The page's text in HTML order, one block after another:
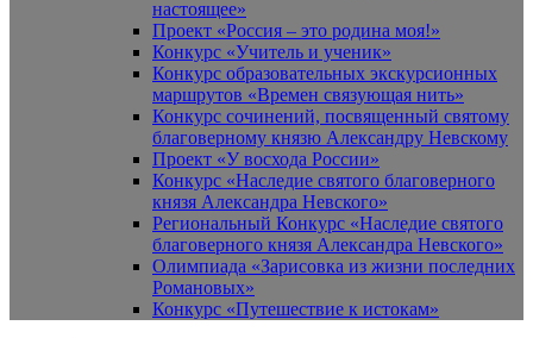
настоящее»
Проект «Россия – это родина моя!»
Конкурс «Учитель и ученик»
Конкурс образовательных экскурсионных
маршрутов «Времен связующая нить»
Конкурс сочинений, посвященный святому
благоверному князю Александру Невскому
Проект «У восхода России»
Конкурс «Наследие святого благоверного
князя Александра Невского»
Региональный Конкурс «Наследие святого
благоверного князя Александра Невского»
Олимпиада «Зарисовка из жизни последних
Романовых»
Конкурс «Путешествие к истокам»